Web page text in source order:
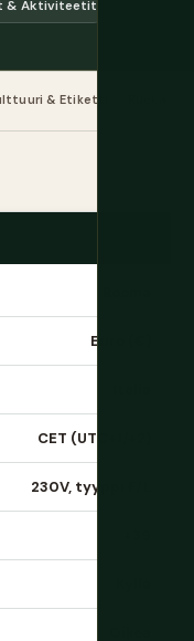
& Aktiviteetit
& Etiketti
Euro (€)
CET (UTC+1/+2)
230V, tyyppi F/L